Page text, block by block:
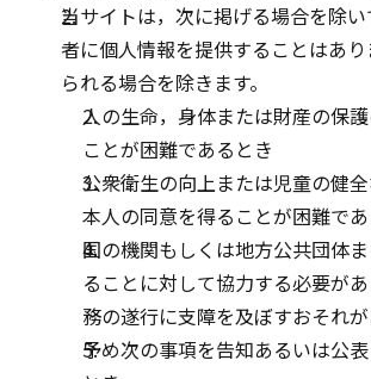
当サイトは，次に掲げる場合を除
者に個人情報を提供することはあ
られる場合を除きます。
人の生命，身体または財産の保
ことが困難であるとき
公衆衛生の向上または児童の健
本人の同意を得ることが困難で
国の機関もしくは地方公共団体
ることに対して協力する必要が
務の遂行に支障を及ぼすおそれ
予め次の事項を告知あるいは公